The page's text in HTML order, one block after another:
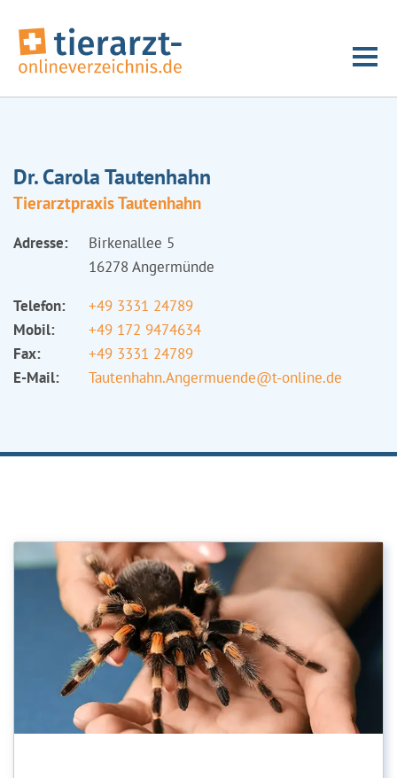
Dr. Carola Tautenhahn
Tierarztpraxis Tautenhahn
Adresse:
Birkenallee 5
16278 Angermünde
Telefon:
+49 3331 24789
Mobil:
+49 172 9474634
Fax:
+49 3331 24789
E-Mail:
Tautenhahn.Angermuende@t-online.de